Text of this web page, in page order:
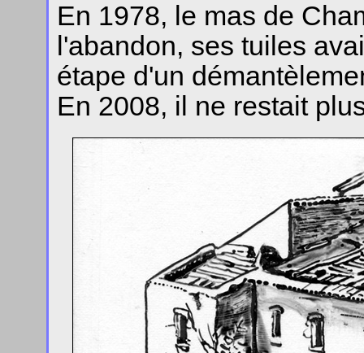
En 1978, le mas de
l'abandon, ses tuiles
étape d'un
En 2008, il ne restait